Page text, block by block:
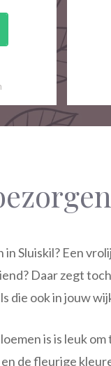
Sluiskil? Een
Daar zegt
die ook in jouw
is is leuk
de fleurige